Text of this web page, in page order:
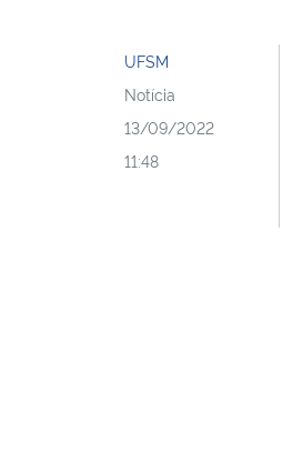
UFSM
Notícia
13/09/2022
11:48